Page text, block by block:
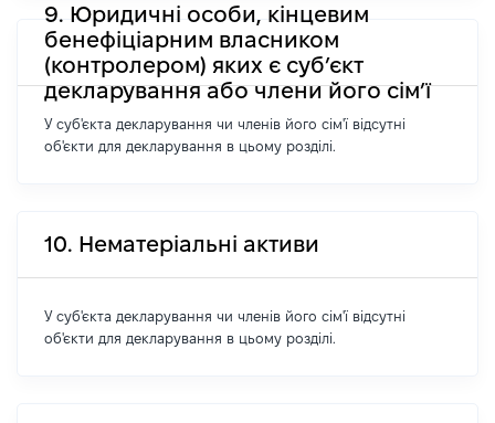
9. Юридичні особи, кінцевим
бенефіціарним власником
(контролером) яких є суб’єкт
декларування або члени його сім’ї
У суб'єкта декларування чи членів його сім'ї відсутні
об'єкти для декларування в цьому розділі.
10. Нематеріальні активи
У суб'єкта декларування чи членів його сім'ї відсутні
об'єкти для декларування в цьому розділі.